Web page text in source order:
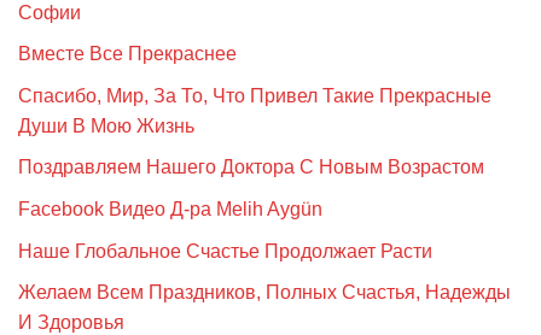
Софии
Вместе Все Прекраснее
Спасибо, Мир, За То, Что Привел Такие Прекрасные
Души В Мою Жизнь
Поздравляем Нашего Доктора С Новым Возрастом
Facebook Видео Д-ра Melih Aygün
Наше Глобальное Счастье Продолжает Расти
Желаем Всем Праздников, Полных Счастья, Надежды
И Здоровья